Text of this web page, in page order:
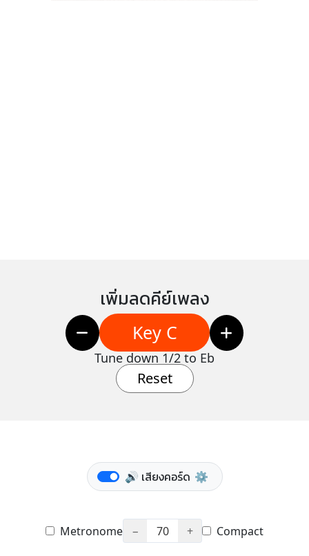
เพิ่มลดคีย์เพลง
Key C
Tune down 1/2 to Eb
Reset
🔊 เสียงคอร์ด ⚙️
Metronome − 70 + Compact